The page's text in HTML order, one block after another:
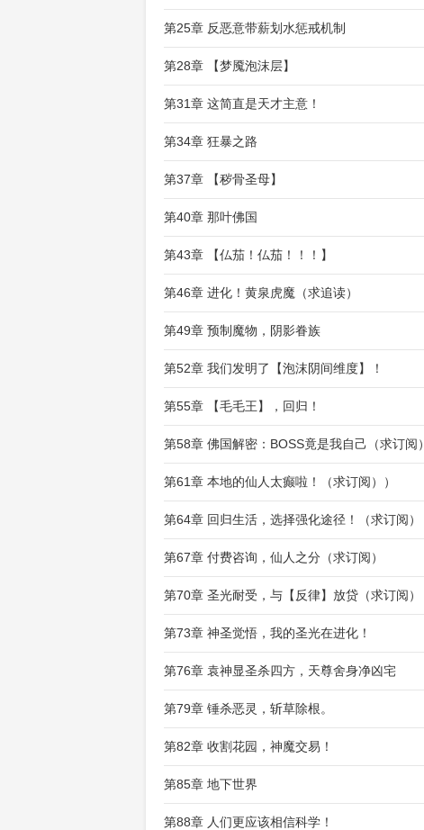
第25章 反恶意带薪划水惩戒机制
第28章 【梦魇泡沫层】
第31章 这简直是天才主意！
第34章 狂暴之路
第37章 【秽骨圣母】
第40章 那叶佛国
第43章 【仏茄！仏茄！！！】
第46章 进化！黄泉虎魔（求追读）
第49章 预制魔物，阴影眷族
第52章 我们发明了【泡沫阴间维度】！
第55章 【毛毛王】，回归！
第58章 佛国解密：BOSS竟是我自己（求订阅）
第61章 本地的仙人太癫啦！（求订阅））
第64章 回归生活，选择强化途径！（求订阅）
第67章 付费咨询，仙人之分（求订阅）
第70章 圣光耐受，与【反律】放贷（求订阅）
第73章 神圣觉悟，我的圣光在进化！
第76章 袁神显圣杀四方，天尊舍身净凶宅
第79章 锤杀恶灵，斩草除根。
第82章 收割花园，神魔交易！
第85章 地下世界
第88章 人们更应该相信科学！